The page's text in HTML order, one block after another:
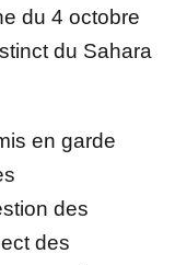
du 4 octobre
du Sahara
en garde
des
des